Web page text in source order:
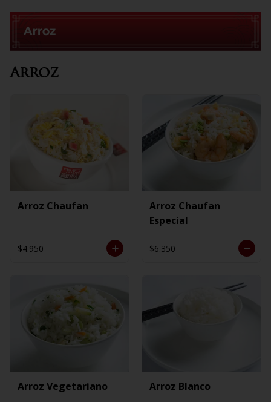
Arroz
Arroz Chaufan
$4.950
Arroz Chaufan
Especial
$6.350
Arroz Vegetariano Arroz Blanco